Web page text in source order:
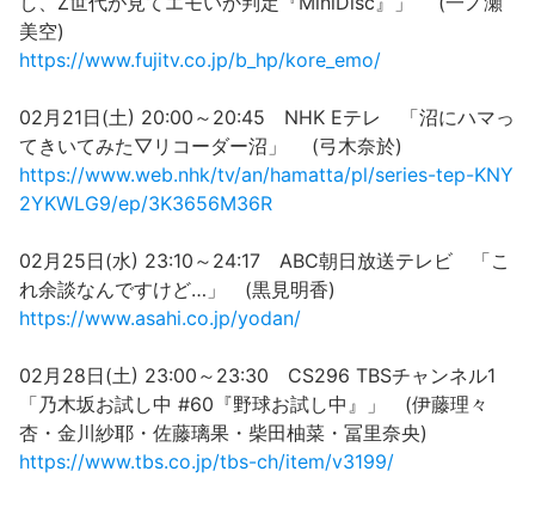
美空)
https://www.fujitv.co.jp/b_hp/kore_emo/
02月21日(土) 20:00～20:45 NHK Eテレ 「沼にハマっ
てきいてみた▽リコーダー沼」 (弓木奈於)
https://www.web.nhk/tv/an/hamatta/pl/series-tep-KNY
2YKWLG9/ep/3K3656M36R
02月25日(水) 23:10～24:17 ABC朝日放送テレビ 「こ
れ余談なんですけど…」 (黒見明香)
https://www.asahi.co.jp/yodan/
02月28日(土) 23:00～23:30 CS296 TBSチャンネル1
「乃木坂お試し中 #60『野球お試し中』」 (伊藤理々
杏・金川紗耶・佐藤璃果・柴田柚菜・冨里奈央)
https://www.tbs.co.jp/tbs-ch/item/v3199/